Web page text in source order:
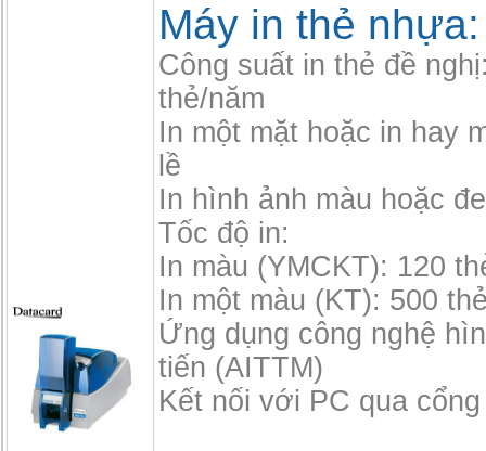
Máy in thẻ
Công suất in thẻ đề
thẻ/năm
In một mặt hoặc in hay
lề
In hình ảnh màu hoặc
Tốc độ in:
In màu (YMCKT): 120
In một màu (KT): 500
Ứng dụng công nghệ
tiến (AITTM)
Kết nối với PC qua